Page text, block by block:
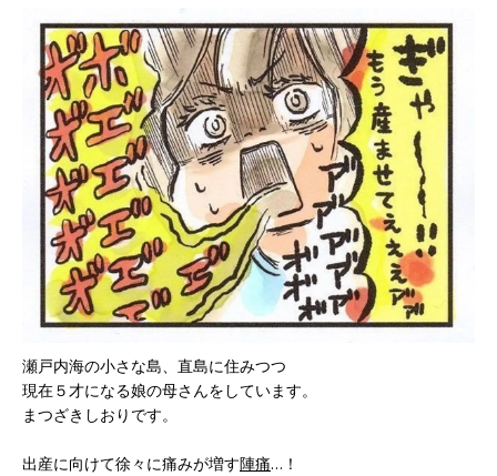
瀬戸内海の小さな島、直島に住みつつ
現在５才になる娘の母さんをしています。
まつざきしおりです。
出産に向けて徐々に痛みが増す陣痛…！